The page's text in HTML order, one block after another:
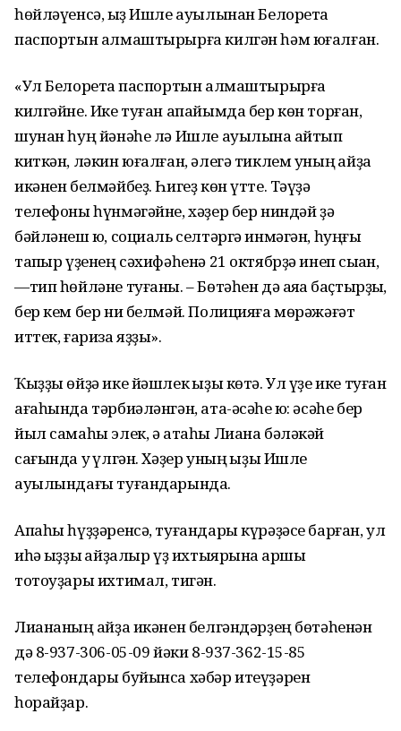
һөйләүенсә, ҡыҙ Ишле ауылынан Белоретҡа
паспортын алмаштырырға килгән һәм юғалған.
«Ул Белоретҡа паспортын алмаштырырға
килгәйне. Ике туған апайымда бер көн торған,
шунан һуң йәнәһе лә Ишле ауылына ҡайтып
киткән, ләкин юғалған, әлегә тиклем уның ҡайҙа
икәнен белмәйбеҙ. Һигеҙ көн үтте. Тәүҙә
телефоны һүнмәгәйне, хәҙер бер ниндәй ҙә
бәйләнеш юҡ, социаль селтәргә инмәгән, һуңғы
тапҡыр үҙенең сәхифәһенә 21 октябрҙә инеп сыҡҡан,
—тип һөйләне туғаны. – Бөтәһен дә аяҡҡа баҫтырҙыҡ,
бер кем бер ни белмәй. Полицияға мөрәжәғәт
иттек, ғариза яҙҙыҡ».
Ҡыҙҙы өйҙә ике йәшлек ҡыҙы көтә. Ул үҙе ике туған
ағаһында тәрбиәләнгән, ата-әсәһе юҡ: әсәһе бер
йыл самаһы элек, ә атаһы Лиана бәләкәй
сағында уҡ үлгән. Хәҙер уның ҡыҙы Ишле
ауылындағы туғандарында.
Апаһы һүҙҙәренсә, туғандары күрәҙәсе барған, ул
иһә ҡыҙҙы ҡайҙалыр үҙ ихтыярына ҡаршы
тотоуҙары ихтимал, тигән.
Лиананың ҡайҙа икәнен белгәндәрҙең бөтәһенән
дә 8-937-306-05-09 йәки 8-937-362-15-85
телефондары буйынса хәбәр итеүҙәрен
һорайҙар.